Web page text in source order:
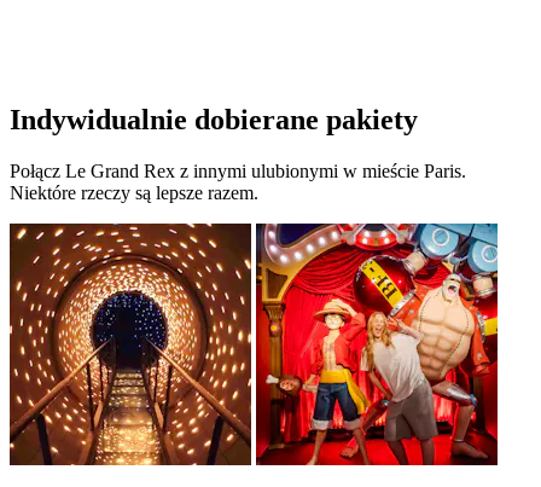
Indywidualnie dobierane pakiety
Połącz Le Grand Rex z innymi ulubionymi w mieście Paris.
Niektóre rzeczy są lepsze razem.